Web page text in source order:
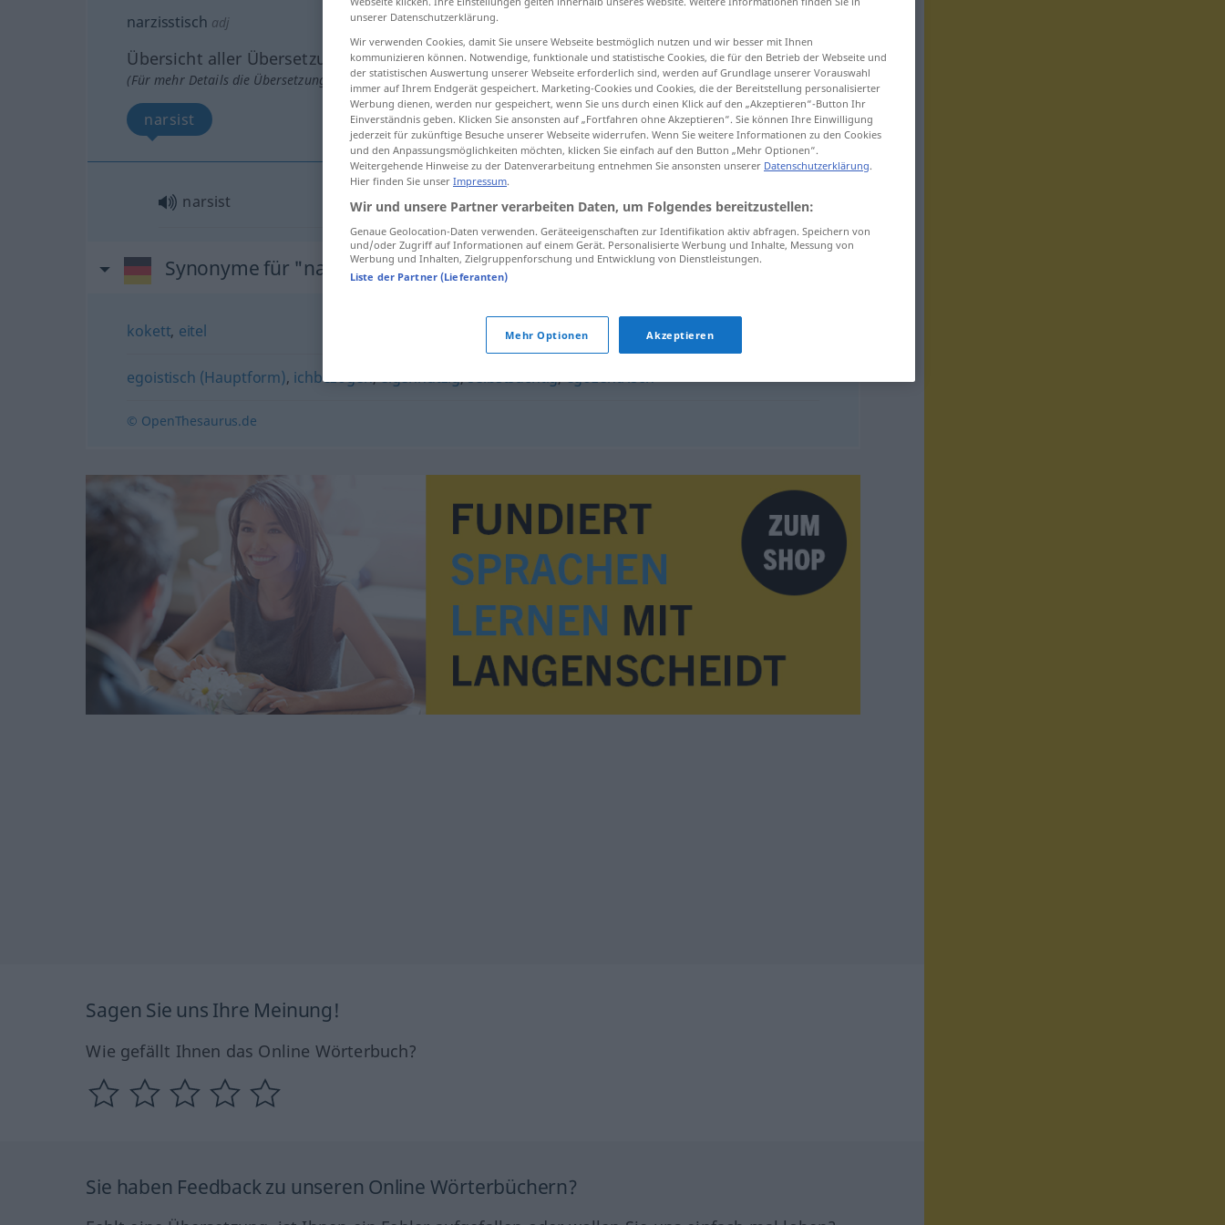
narzisstisch adj
Übersicht aller Übersetzungen
(Für mehr Details die Übersetzung anklicken/antippen)
narsist
narsist narzisstisch
Synonyme für "narzisstisch"
kokett, eitel
egoistisch (Hauptform), ichbezogen,eigennützig,selbstsüchtig,egozentrisch
© OpenThesaurus.de
Sagen Sie uns Ihre Meinung!
Wie gefällt Ihnen das Online Wörterbuch?
Sie haben Feedback zu unseren Online Wörterbüchern?
unserer Datenschutzerklärung.
Wir verwenden Cookies, damit Sie unsere Webseite bestmöglich nutzen und wir besser mit Ihnen
kommunizieren können. Notwendige, funktionale und statistische Cookies, die für den Betrieb der Webseite und
der statistischen Auswertung unserer Webseite erforderlich sind, werden auf Grundlage unserer Vorauswahl
immer auf Ihrem Endgerät gespeichert. Marketing-Cookies und Cookies, die der Bereitstellung personalisierter
Werbung dienen, werden nur gespeichert, wenn Sie uns durch einen Klick auf den „Akzeptieren“-Button Ihr
Einverständnis geben. Klicken Sie ansonsten auf „Fortfahren ohne Akzeptieren“. Sie können Ihre Einwilligung
jederzeit für zukünftige Besuche unserer Webseite widerrufen. Wenn Sie weitere Informationen zu den Cookies
und den Anpassungsmöglichkeiten möchten, klicken Sie einfach auf den Button „Mehr Optionen“.
Weitergehende Hinweise zu der Datenverarbeitung entnehmen Sie ansonsten unserer Datenschutzerklärung.
Hier finden Sie unser Impressum.
Wir und unsere Partner verarbeiten Daten, um Folgendes bereitzustellen:
Genaue Geolocation-Daten verwenden. Geräteeigenschaften zur Identifikation aktiv abfragen. Speichern von
und/oder Zugriff auf Informationen auf einem Gerät. Personalisierte Werbung und Inhalte, Messung von
Werbung und Inhalten, Zielgruppenforschung und Entwicklung von Dienstleistungen.
Liste der Partner (Lieferanten)
Mehr Optionen Akzeptieren